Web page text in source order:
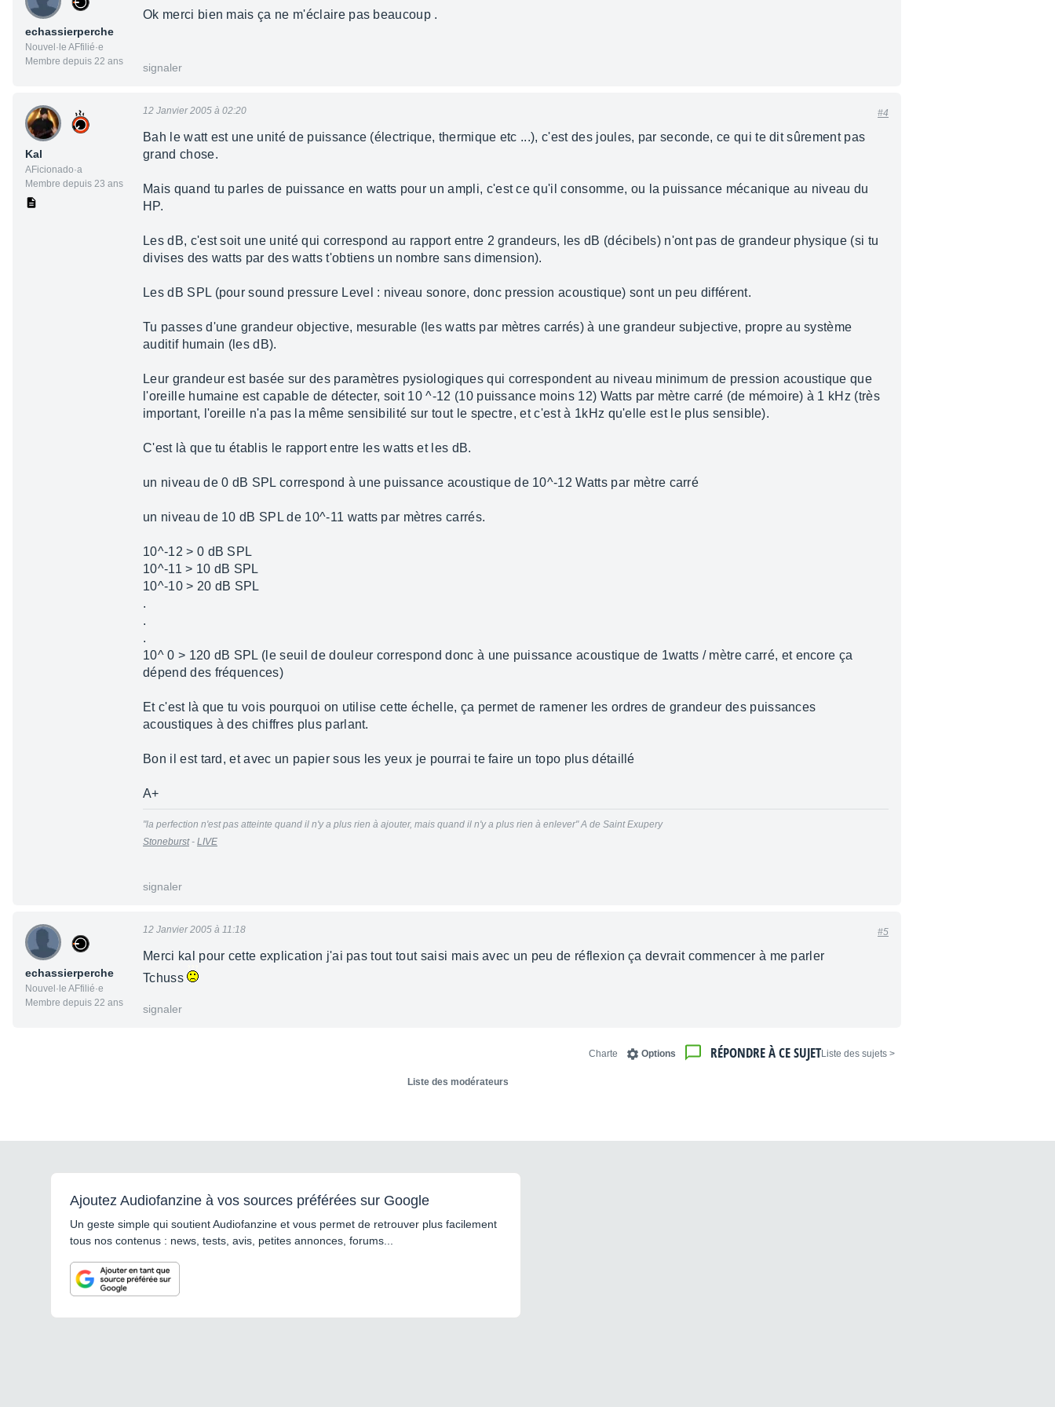
echassierperche
Nouvel·le AFfilié·e
Membre depuis 22 ans
Ok merci bien mais ça ne m'éclaire pas beaucoup .
signaler
Kal
AFicionado·a
Membre depuis 23 ans
12 Janvier 2005 à 02:20 #4
Bah le watt est une unité de puissance (électrique, thermique etc ...), c'est des joules, par seconde, ce qui te dit sûrement pas
grand chose.
Mais quand tu parles de puissance en watts pour un ampli, c'est ce qu'il consomme, ou la puissance mécanique au niveau du
HP.
Les dB, c'est soit une unité qui correspond au rapport entre 2 grandeurs, les dB (décibels) n'ont pas de grandeur physique (si tu
divises des watts par des watts t'obtiens un nombre sans dimension).
Les dB SPL (pour sound pressure Level : niveau sonore, donc pression acoustique) sont un peu différent.
Tu passes d'une grandeur objective, mesurable (les watts par mètres carrés) à une grandeur subjective, propre au système
auditif humain (les dB).
Leur grandeur est basée sur des paramètres pysiologiques qui correspondent au niveau minimum de pression acoustique que
l'oreille humaine est capable de détecter, soit 10 ^-12 (10 puissance moins 12) Watts par mètre carré (de mémoire) à 1 kHz (très
important, l'oreille n'a pas la même sensibilité sur tout le spectre, et c'est à 1kHz qu'elle est le plus sensible).
C'est là que tu établis le rapport entre les watts et les dB.
un niveau de 0 dB SPL correspond à une puissance acoustique de 10^-12 Watts par mètre carré
un niveau de 10 dB SPL de 10^-11 watts par mètres carrés.
10^-12 > 0 dB SPL
10^-11 > 10 dB SPL
10^-10 > 20 dB SPL
.
.
.
10^ 0 > 120 dB SPL (le seuil de douleur correspond donc à une puissance acoustique de 1watts / mètre carré, et encore ça
dépend des fréquences)
Et c'est là que tu vois pourquoi on utilise cette échelle, ça permet de ramener les ordres de grandeur des puissances
acoustiques à des chiffres plus parlant.
Bon il est tard, et avec un papier sous les yeux je pourrai te faire un topo plus détaillé
A+
"la perfection n'est pas atteinte quand il n'y a plus rien à ajouter, mais quand il n'y a plus rien à enlever" A de Saint Exupery
Stoneburst- LIVE
signaler
echassierperche
Nouvel·le AFfilié·e
Membre depuis 22 ans
12 Janvier 2005 à 11:18 #5
Merci kal pour cette explication j'ai pas tout tout saisi mais avec un peu de réflexion ça devrait commencer à me parler
Tchuss
signaler
< Liste des sujets
RÉPONDRE À CE SUJET
Options
Charte
Liste des modérateurs
Ajoutez Audiofanzine à vos sources préférées sur Google
Un geste simple qui soutient Audiofanzine et vous permet de retrouver plus facilement
tous nos contenus : news, tests, avis, petites annonces, forums...